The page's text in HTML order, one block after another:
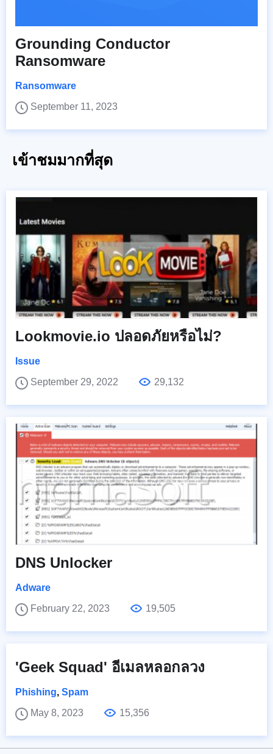
Grounding Conductor
Ransomware
Ransomware
September 11, 2023
เข้าชมมากที่สุด
Lookmovie.io ปลอดภัยหรือไม่?
Issue
September 29, 2022
29,132
DNS Unlocker
Adware
February 22, 2023
19,505
'Geek Squad' อีเมลหลอกลวง
Phishing, Spam
May 8, 2023
15,356